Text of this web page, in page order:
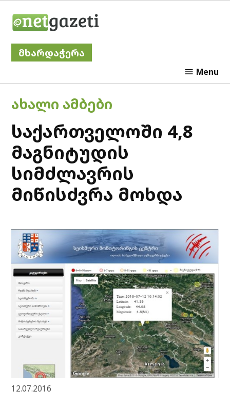
მხარდაჭერა
Menu
POSTED
IN
ᲐᲮᲐᲚᲘ ᲐᲛᲑᲔᲑᲘ
საქართველოში 4,8
მაგნიტუდის
სიმძლავრის
მიწისძვრა მოხდა
12.07.2016